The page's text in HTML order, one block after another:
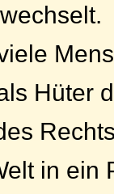
Hüter
in ein